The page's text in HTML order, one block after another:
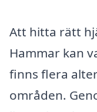
Att hitta rätt
Hammar kan
finns flera
områden.